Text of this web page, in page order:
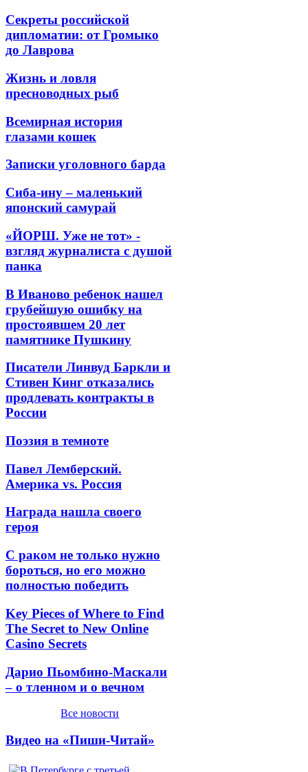
Секреты российской
дипломатии: от Громыко
до Лаврова
Жизнь и ловля
пресноводных рыб
Всемирная история
глазами кошек
Записки уголовного барда
Сиба-ину – маленький
японский самурай
«ЙОРШ. Уже не тот» -
взгляд журналиста с душой
панка
В Иваново ребенок нашел
грубейшую ошибку на
простоявшем 20 лет
памятнике Пушкину
Писатели Линвуд Баркли и
Стивен Кинг отказались
продлевать контракты в
России
Поэзия в темноте
Павел Лемберский.
Америка vs. Россия
Награда нашла своего
героя
С раком не только нужно
бороться, но его можно
полностью победить
Key Pieces of Where to Find
The Secret to New Online
Casino Secrets
Дарио Пьомбино-Маскали
– о тленном и о вечном
Все новости
Видео на «Пиши-Читай»